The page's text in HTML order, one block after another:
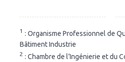
1 : Organisme Professionnel de
Bâtiment Industrie
2 : Chambre de l’Ingénierie et du